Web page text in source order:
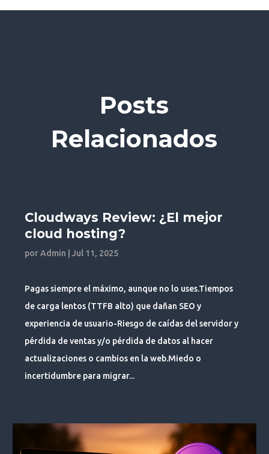
Posts
Relacionados
Cloudways Review: ¿El mejor
cloud hosting?
porAdmin |Jul 11, 2025
Pagas siempre el máximo, aunque no lo uses.Tiempos
de carga lentos (TTFB alto) que dañan SEO y
experiencia de usuario-Riesgo de caídas del servidor y
pérdida de ventas y/o pérdida de datos al hacer
actualizaciones o cambios en la web.Miedo o
incertidumbre para migrar...